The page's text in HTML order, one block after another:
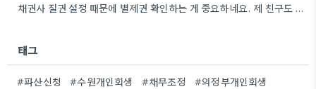
채권사 질권 설정 때문에 별제권 확인하는 게 중요하네요. 제 친구도 전세대출 때문에 비슷한 걱정을 했었거든요.
태그
#파산신청 #수원개인회생 #채무조정
#의정부개인회생